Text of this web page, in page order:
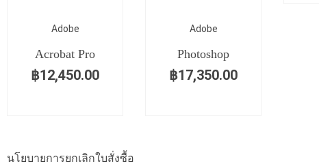
Adobe
Acrobat Pro
฿12,450.00
Adobe
Photoshop
฿17,350.00
นโยบายการยกเลิกใบสั่งซื้อ